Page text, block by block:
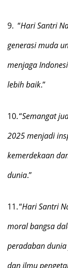
9. “Hari Santri
generasi muda
menjaga
lebih baik.”
10.“Semangat
2025 menjadi
kemerdekaan
dunia.”
11.“Hari Santri
moral bangsa
peradaban
dan ilmu